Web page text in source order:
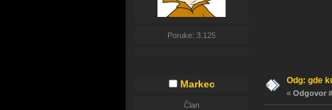
Poruke: 3.125
Markec
Član
Odg: gde
« Odgovor